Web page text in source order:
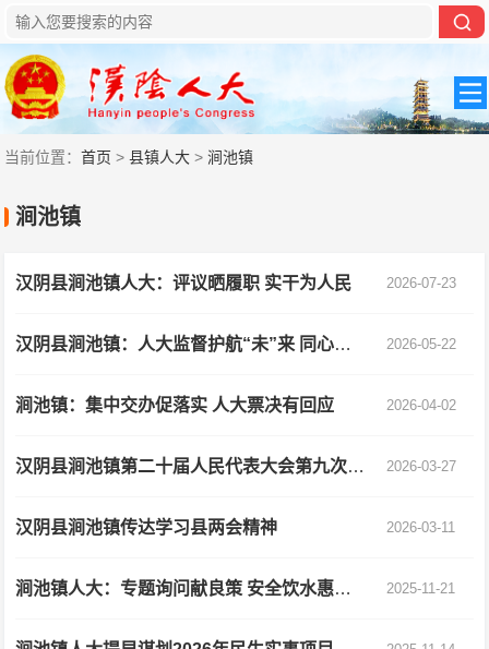
当前位置：首页 >县镇人大 >涧池镇
涧池镇
汉阴县涧池镇人大：评议晒履职 实干为人民 2026-07-23
汉阴县涧池镇：人大监督护航“未”来 同心共筑成长防线 2026-05-22
涧池镇：集中交办促落实 人大票决有回应 2026-04-02
汉阴县涧池镇第二十届人民代表大会第九次会议胜利召开 2026-03-27
汉阴县涧池镇传达学习县两会精神 2026-03-11
涧池镇人大：专题询问献良策 安全饮水惠民生 2025-11-21